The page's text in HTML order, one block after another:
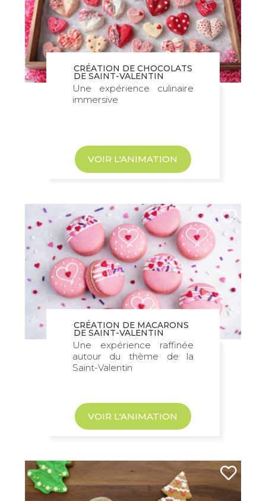
CRÉATION DE CHOCOLATS
DE SAINT-VALENTIN
Une expérience culinaire
immersive
VOIR L'ANIMATION
CRÉATION DE MACARONS
DE SAINT-VALENTIN
Une expérience raffinée
autour du thème de la
Saint-Valentin
VOIR L'ANIMATION